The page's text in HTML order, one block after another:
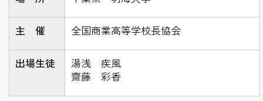
主 催 全国商業高等学校長協会
出場生徒
湯浅 疾風
齋藤 彩香